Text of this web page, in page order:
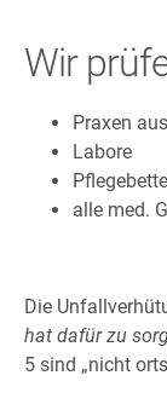
Wir
Praxen
Labore
alle med.
Die
hat dafür zu
5 sind „nicht